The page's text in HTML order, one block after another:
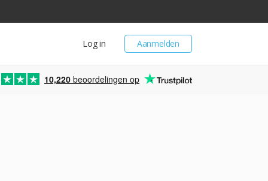
Aanmelden
Log in
10,220 beoordelingen op